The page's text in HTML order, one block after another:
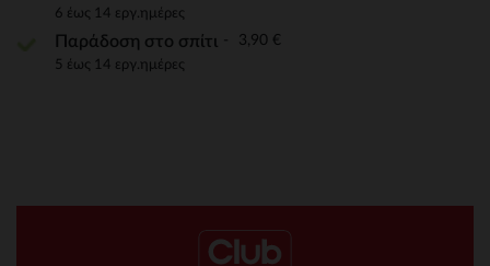
6 έως 14 εργ.ημέρες
Παράδοση στο σπίτι 3,90 €
5 έως 14 εργ.ημέρες